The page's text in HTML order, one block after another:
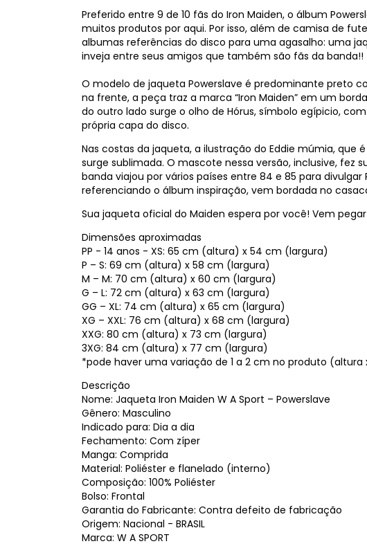
Preferido entre 9 de 10 fãs do Iron Maiden, o álbum
muitos produtos por aqui. Por isso, além de camisa de
albumas referências do disco para uma agasalho: uma
inveja entre seus amigos que também são fãs da banda!!
O modelo de jaqueta Powerslave é predominante preto
na frente, a peça traz a marca “Iron Maiden” em um
do outro lado surge o olho de Hórus, símbolo egípicio,
própria capa do disco.
Nas costas da jaqueta, a ilustração do Eddie múmia, que
surge sublimada. O mascote nessa versão, inclusive, fez
banda viajou por vários países entre 84 e 85 para divulgar
referenciando o álbum inspiração, vem bordada no
Sua jaqueta oficial do Maiden espera por você! Vem
Dimensões aproximadas
PP - 14 anos - XS: 65 cm (altura) x 54 cm (largura)
P – S: 69 cm (altura) x 58 cm (largura)
M – M: 70 cm (altura) x 60 cm (largura)
G – L: 72 cm (altura) x 63 cm (largura)
GG – XL: 74 cm (altura) x 65 cm (largura)
XG – XXL: 76 cm (altura) x 68 cm (largura)
XXG: 80 cm (altura) x 73 cm (largura)
3XG: 84 cm (altura) x 77 cm (largura)
*pode haver uma variação de 1 a 2 cm no produto (altura
Descrição
Nome: Jaqueta Iron Maiden W A Sport – Powerslave
Gênero: Masculino
Indicado para: Dia a dia
Fechamento: Com zíper
Manga: Comprida
Material: Poliéster e flanelado (interno)
Composição: 100% Poliéster
Bolso: Frontal
Garantia do Fabricante: Contra defeito de fabricação
Origem: Nacional - BRASIL
Marca: W A SPORT